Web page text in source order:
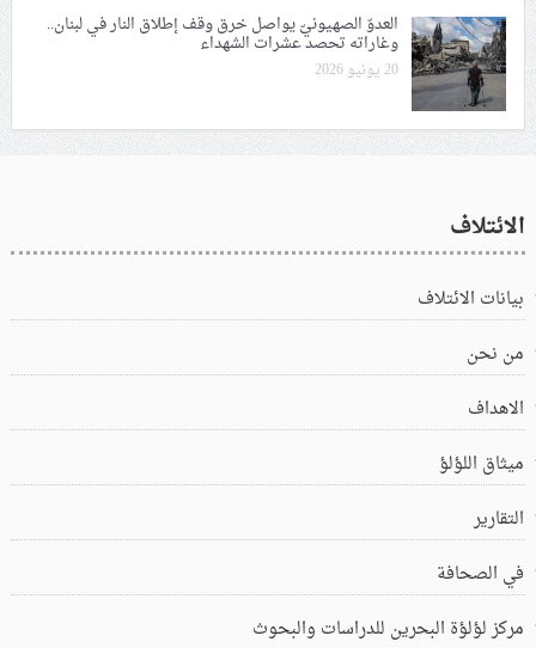
العدوّ الصهيونيّ يواصل خرق وقف إطلاق النار في لبنان..
وغاراته تحصد عشرات الشهداء
20 يونيو 2026
الائتلاف
بيانات الائتلاف
من نحن
الاهداف
ميثاق اللؤلؤ
التقارير
في الصحافة
مركز لؤلؤة البحرين للدراسات والبحوث